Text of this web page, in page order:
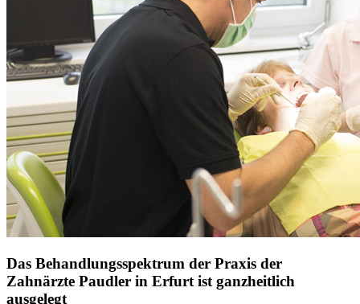
Das Behandlungsspektrum der Praxis der
Zahnärzte Paudler in Erfurt ist ganzheitlich
ausgelegt